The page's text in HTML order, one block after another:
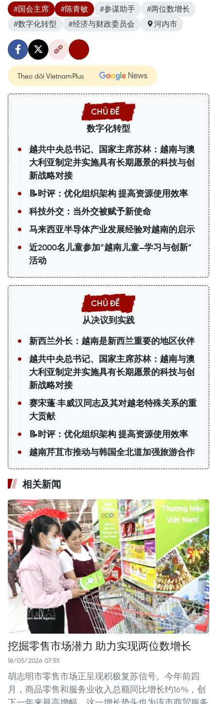
#国会主席 #陈青敏 #参谋助手
#两位数增长
#数字化转型
#经济与财政委员会 河内市
Theo dõi VietnamPlus
数字化转型
越共中央总书记、国家主席苏林：越南与澳
大利亚制定并实施具有长期愿景的科技与创
新战略对接
📝时评：优化组织架构 提高资源使用效率
科技外交：当外交被赋予新使命
马来西亚半导体产业发展经验对越南的启示
近2000名儿童参加“越南儿童—学习与创新”
活动
从决议到实践
新西兰外长：越南是新西兰重要的地区伙伴
越共中央总书记、国家主席苏林：越南与澳
大利亚制定并实施具有长期愿景的科技与创
新战略对接
赛宋蓬·丰威汉同志及其对越老特殊关系的重
大贡献
📝时评：优化组织架构 提高资源使用效率
越南芹苴市推动与韩国全北道加强旅游合作
相关新闻
挖掘零售市场潜力 助力实现两位数增长
18/05/2026 07:55
胡志明市零售市场正呈现积极复苏信号。今年前四
月，商品零售和服务业收入总额同比增长约16%，创